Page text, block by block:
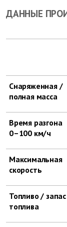
ДАННЫЕ
Снаряженная /
полная масса
Время разгона
0–100 км/ч
Максимальная
скорость
Топливо / запас
топлива